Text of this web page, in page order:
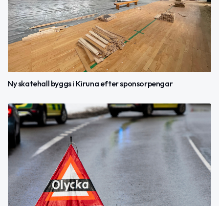
Ny skatehall byggs i Kiruna efter sponsorpengar